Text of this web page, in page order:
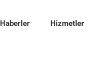
Haberler Hizmetler